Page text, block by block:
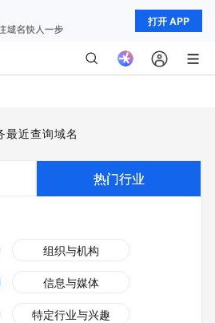
打开 APP
最近查询域名
热门行业
组织与机构
信息与媒体
特定行业与兴趣